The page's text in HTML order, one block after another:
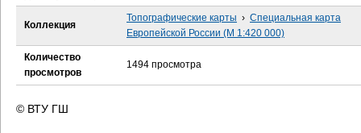
Коллекция
Топографические карты › Специальная карта
Европейской России (М 1:420 000)
Количество
просмотров
1494 просмотра
© ВТУ ГШ